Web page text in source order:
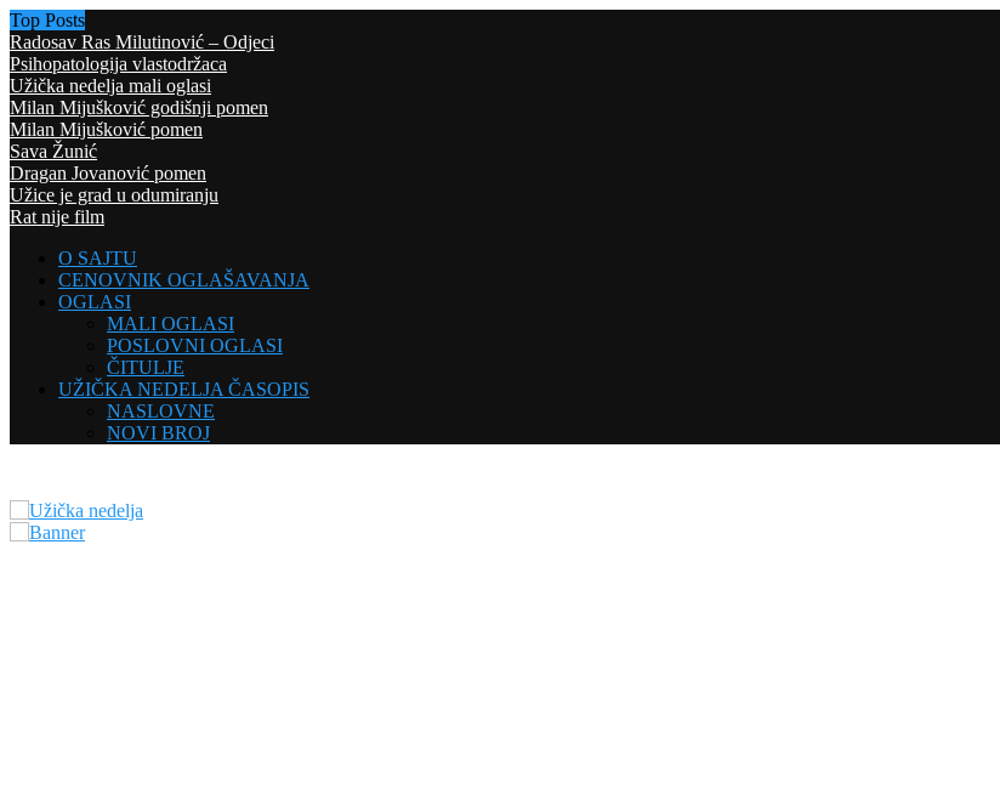
Top Posts
Radosav Ras Milutinović – Odjeci
Psihopatologija vlastodržaca
Užička nedelja mali oglasi
Milan Mijušković godišnji pomen
Milan Mijušković pomen
Sava Žunić
Dragan Jovanović pomen
Užice je grad u odumiranju
Rat nije film
O SAJTU
CENOVNIK OGLAŠAVANJA
OGLASI
MALI OGLASI
POSLOVNI OGLASI
ČITULJE
UŽIČKA NEDELJA ČASOPIS
NASLOVNE
NOVI BROJ